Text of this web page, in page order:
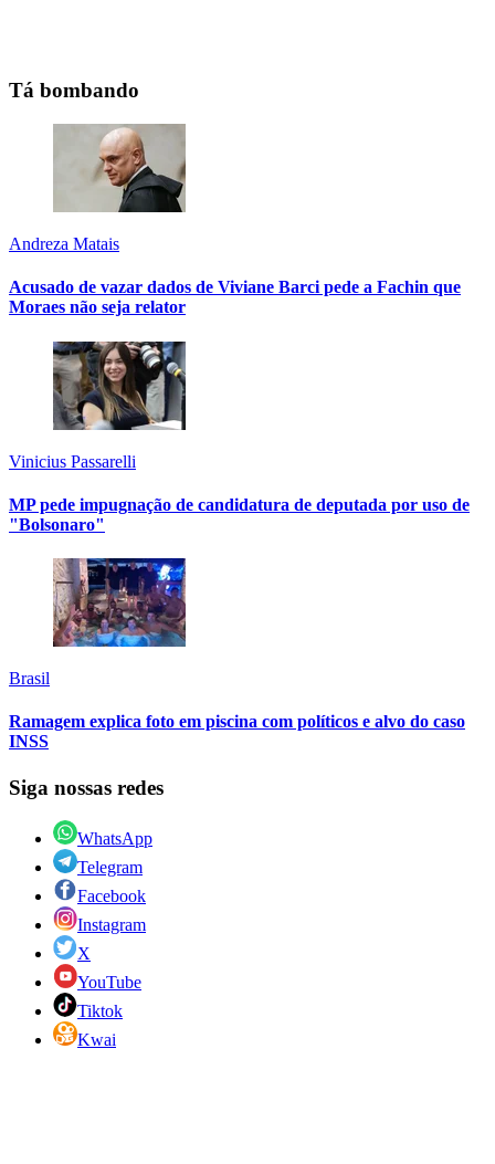
Tá bombando
Andreza Matais
Acusado de vazar dados de Viviane Barci pede a Fachin que
Moraes não seja relator
Vinicius Passarelli
MP pede impugnação de candidatura de deputada por uso de
"Bolsonaro"
Brasil
Ramagem explica foto em piscina com políticos e alvo do caso
INSS
Siga nossas redes
WhatsApp
Telegram
Facebook
Instagram
X
YouTube
Tiktok
Kwai